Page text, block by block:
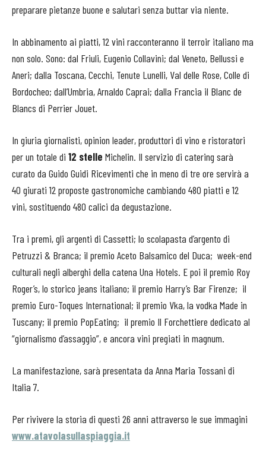
preparare pietanze buone e salutari senza buttar via niente.
In abbinamento ai piatti, 12 vini racconteranno il terroir italiano ma
non solo. Sono: dal Friuli, Eugenio Collavini; dal Veneto, Bellussi e
Aneri; dalla Toscana, Cecchi, Tenute Lunelli, Val delle Rose, Colle di
Bordocheo; dall’Umbria, Arnaldo Caprai; dalla Francia il Blanc de
Blancs di Perrier Jouet.
In giuria giornalisti, opinion leader, produttori di vino e ristoratori
per un totale di 12 stelle Michelin. Il servizio di catering sarà
curato da Guido Guidi Ricevimenti che in meno di tre ore servirà a
40 giurati 12 proposte gastronomiche cambiando 480 piatti e 12
vini, sostituendo 480 calici da degustazione.
Tra i premi, gli argenti di Cassetti; lo scolapasta d’argento di
Petruzzi & Branca; il premio Aceto Balsamico del Duca; week-end
culturali negli alberghi della catena Una Hotels. E poi il premio Roy
Roger’s, lo storico jeans italiano; il premio Harry’s Bar Firenze; il
premio Euro-Toques International; il premio Vka, la vodka Made in
Tuscany; il premio PopEating; il premio Il Forchettiere dedicato al
“giornalismo d’assaggio”, e ancora vini pregiati in magnum.
La manifestazione, sarà presentata da Anna Maria Tossani di
Italia 7.
Per rivivere la storia di questi 26 anni attraverso le sue immagini
www.atavolasullaspiaggia.it